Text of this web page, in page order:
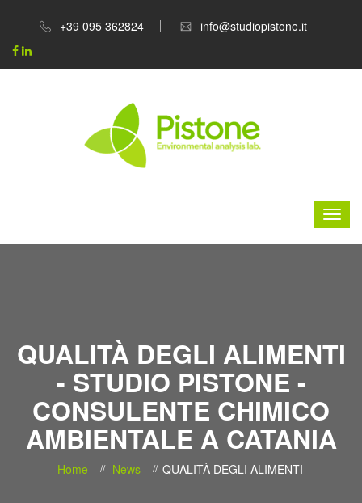
+39 095 362824 info@studiopistone.it
QUALITÀ DEGLI ALIMENTI
- STUDIO PISTONE -
CONSULENTE CHIMICO
AMBIENTALE A CATANIA
Home News QUALITÀ DEGLI ALIMENTI